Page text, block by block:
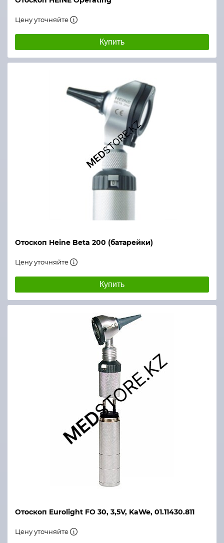
Цену уточняйте
Купить
Отоскоп Heine Beta 200 (батарейки)
Цену уточняйте
Купить
Отоскоп Eurolight FO 30, 3,5V, KaWe, 01.11430.811
Цену уточняйте